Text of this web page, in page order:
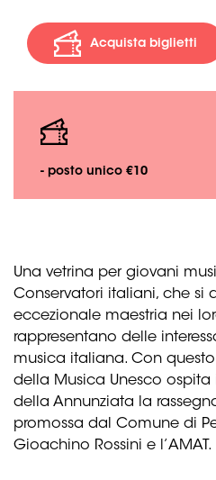
Acquista biglietti
- posto unico €10
Una vetrina per giovani
Conservatori italiani, che si
eccezionale maestria nei
rappresentano delle
musica italiana. Con
della Musica Unesco
della Annunziata la
promossa dal Comune di
Gioachino Rossini e l’AMAT.